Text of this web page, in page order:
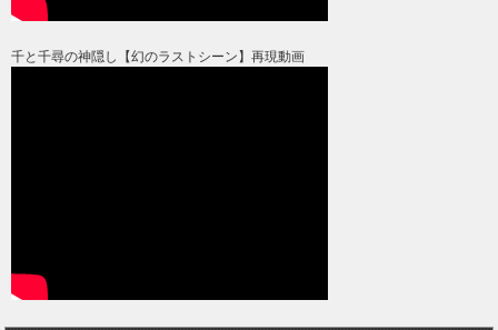
千と千尋の神隠し【幻のラストシーン】再現動画